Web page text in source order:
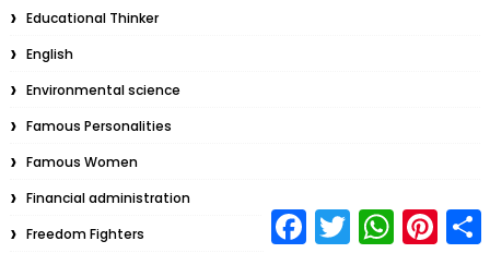
Educational Thinker
English
Environmental science
Famous Personalities
Famous Women
Financial administration
Freedom Fighters
a
T
w
W
h